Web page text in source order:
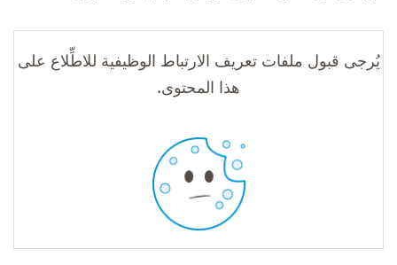
يُرجى قبول ملفات تعريف الارتباط الوظيفية للاطِّلاع على
هذا المحتوى.